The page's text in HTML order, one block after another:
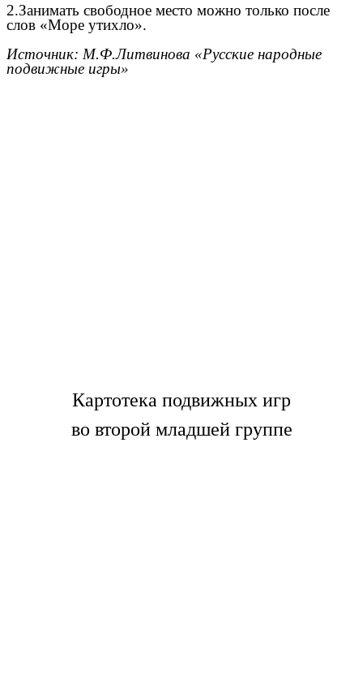
2.Занимать свободное место можно только после
слов «Море утихло».
Источник: М.Ф.Литвинова «Русские народные
подвижные игры»
Картотека подвижных игр
во второй младшей группе